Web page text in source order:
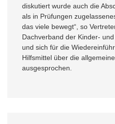
diskutiert wurde auch die
als in Prüfungen
das viele bewegt“, so
Dachverband der Kinder-
und sich für die
Hilfsmittel über die
ausgesprochen.